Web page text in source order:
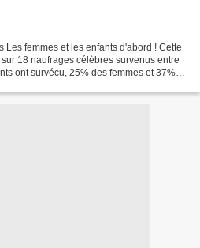
Les femmes et les enfants d'abord ! Cette
18 naufrages célèbres survenus entre
ont survécu, 25% des femmes et 37%